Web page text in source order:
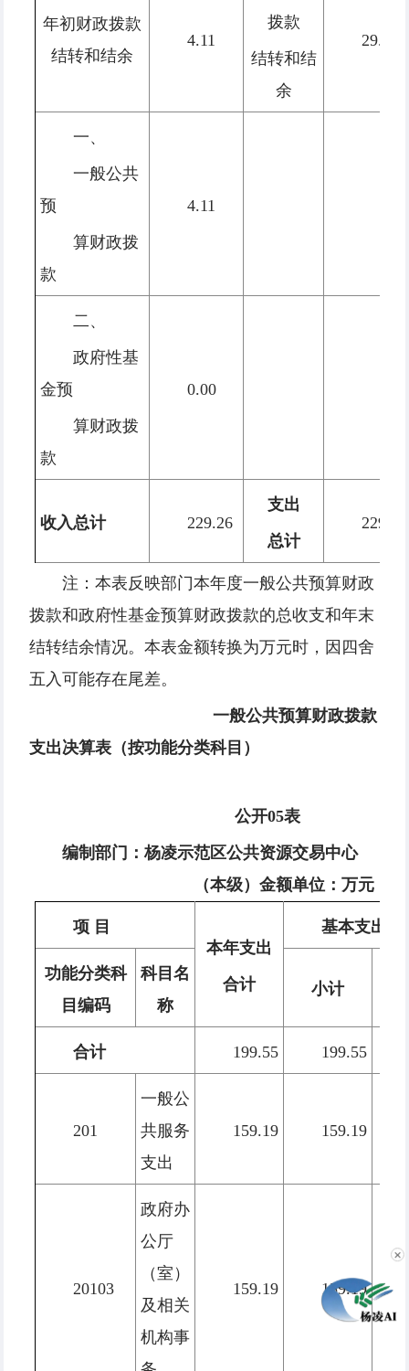
年初财政拨款
结转和结余
4.11
拨款
结转和结
余
29.71
一、
一般公共
预
算财政拨
款
4.11
二、
政府性基
金预
算财政拨
款
0.00
收入总计 229.26
支出
总计
229.26
注：本表反映部门本年度一般公共预算财政
拨款和政府性基金预算财政拨款的总收支和年末
结转结余情况。本表金额转换为万元时，因四舍
五入可能存在尾差。
一般公共预算财政拨款
支出决算表（按功能分类科目）
公开05表
编制部门：杨凌示范区公共资源交易中心
（本级） 金额单位： 万元
项 目
本年支出
合计
基本支出
功能分类科
目编码
科目名
称
小计
合计 199.55 199.55
201
一般公
共服务
支出
159.19 159.19
20103
政府办
公厅
（室）
及相关
机构事
159.19 159.19